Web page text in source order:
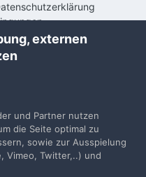
Solution
Community
externen
und Partner nutzen
die Seite optimal zu
sowie zur Ausspielung
Vimeo, Twitter,..) und